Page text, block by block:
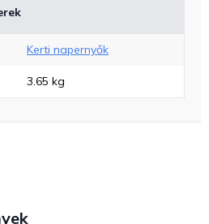
Kerti napernyők
3.65 kg